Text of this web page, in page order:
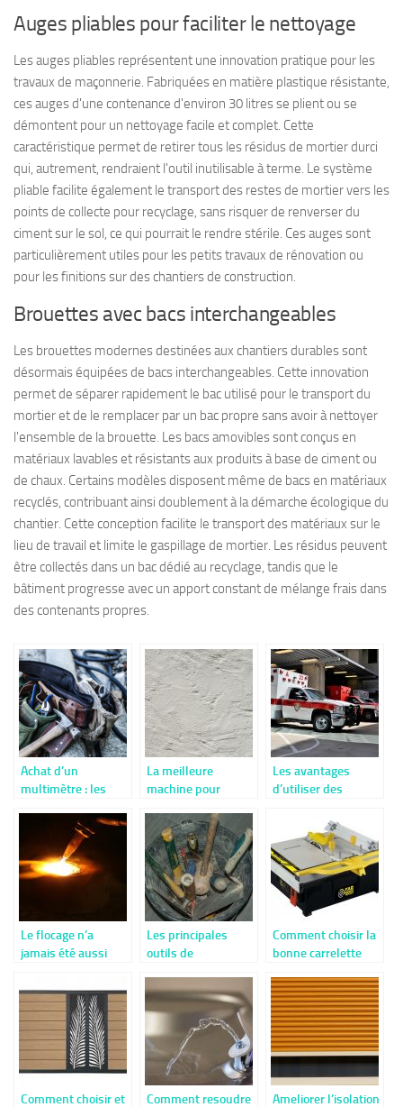
Auges pliables pour faciliter le nettoyage
Les auges pliables représentent une innovation pratique pour les
travaux de maçonnerie. Fabriquées en matière plastique résistante,
ces auges d'une contenance d'environ 30 litres se plient ou se
démontent pour un nettoyage facile et complet. Cette
caractéristique permet de retirer tous les résidus de mortier durci
qui, autrement, rendraient l'outil inutilisable à terme. Le système
pliable facilite également le transport des restes de mortier vers les
points de collecte pour recyclage, sans risquer de renverser du
ciment sur le sol, ce qui pourrait le rendre stérile. Ces auges sont
particulièrement utiles pour les petits travaux de rénovation ou
pour les finitions sur des chantiers de construction.
Brouettes avec bacs interchangeables
Les brouettes modernes destinées aux chantiers durables sont
désormais équipées de bacs interchangeables. Cette innovation
permet de séparer rapidement le bac utilisé pour le transport du
mortier et de le remplacer par un bac propre sans avoir à nettoyer
l'ensemble de la brouette. Les bacs amovibles sont conçus en
matériaux lavables et résistants aux produits à base de ciment ou
de chaux. Certains modèles disposent même de bacs en matériaux
recyclés, contribuant ainsi doublement à la démarche écologique du
chantier. Cette conception facilite le transport des matériaux sur le
lieu de travail et limite le gaspillage de mortier. Les résidus peuvent
être collectés dans un bac dédié au recyclage, tandis que le
bâtiment progresse avec un apport constant de mélange frais dans
des contenants propres.
Achat d’un
multimètre : les
La meilleure
machine pour
travaux de
crépissage
Les avantages
d’utiliser des
guidage linéaires
Le flocage n’a
jamais été aussi
appareil
Les principales
outils de
savoir
Comment choisir la
bonne carrelette
Comment choisir et Comment resoudre Ameliorer l’isolation